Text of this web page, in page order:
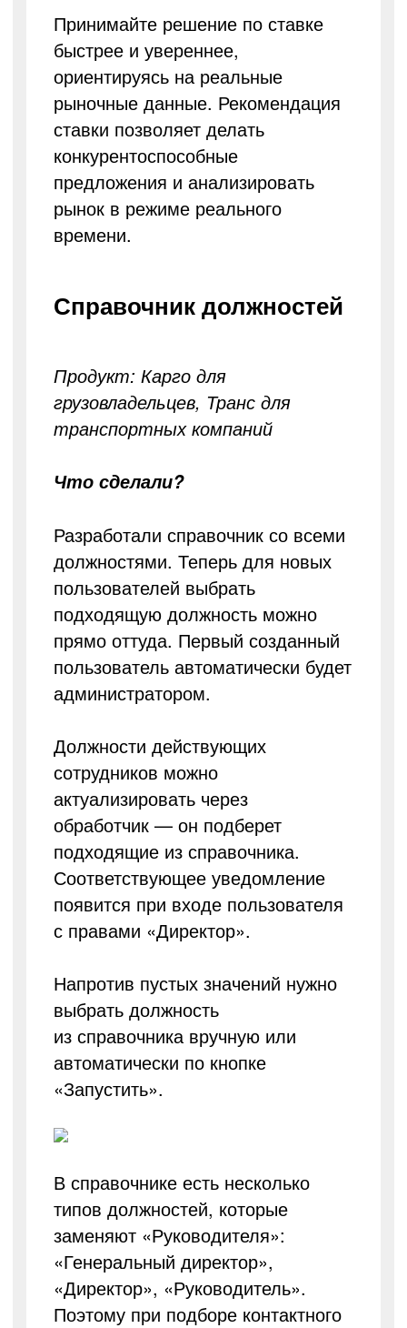
Принимайте решение по ставке
быстрее и увереннее,
ориентируясь на реальные
рыночные данные. Рекомендация
ставки позволяет делать
конкурентоспособные
предложения и анализировать
рынок в режиме реального
времени.
Справочник должностей
Продукт: Карго для
грузовладельцев, Транс для
транспортных компаний
Что сделали?
Разработали справочник со всеми
должностями. Теперь для новых
пользователей выбрать
подходящую должность можно
прямо оттуда. Первый созданный
пользователь автоматически будет
администратором.
Должности действующих
сотрудников можно
актуализировать через
обработчик — он подберет
подходящие из справочника.
Соответствующее уведомление
появится при входе пользователя
с правами «Директор».
Напротив пустых значений нужно
выбрать должность
из справочника вручную или
автоматически по кнопке
«Запустить».
В справочнике есть несколько
типов должностей, которые
заменяют «Руководителя»:
«Генеральный директор»,
«Директор», «Руководитель».
Поэтому при подборе контактного